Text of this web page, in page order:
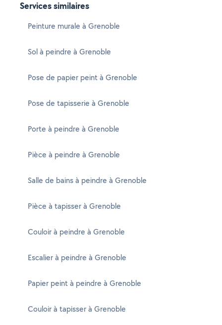
Services similaires
Peinture murale à Grenoble
Sol à peindre à Grenoble
Pose de papier peint à Grenoble
Pose de tapisserie à Grenoble
Porte à peindre à Grenoble
Pièce à peindre à Grenoble
Salle de bains à peindre à Grenoble
Pièce à tapisser à Grenoble
Couloir à peindre à Grenoble
Escalier à peindre à Grenoble
Papier peint à peindre à Grenoble
Couloir à tapisser à Grenoble